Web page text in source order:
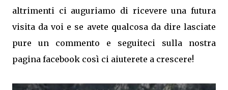
altrimenti ci auguriamo di ricevere una futura
visita da voi e se avete qualcosa da dire lasciate
pure un commento e seguiteci sulla nostra
pagina facebook così ci aiuterete a crescere!